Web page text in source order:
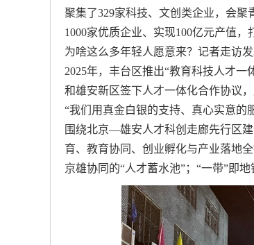
聚集了329家科技、文创类企业，会聚
1000家优质企业、实现100亿元产值，
为啥这么多年轻人愿意来？记者走访
2025年，丰台区推出“教育科技人才
和雄安新区签下人才一体化合作协议
“我们用真金白银的支持、真心实意的
围绕北京—雄安人才科创走廊先行区
育、教育协同、创业孵化与产业落地
京雄协同的“人才蓄水池”；“一带”即